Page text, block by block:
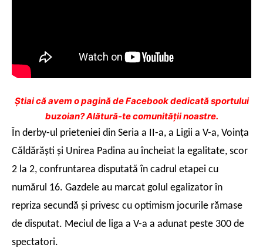
Ştiai că avem o pagină de Facebook dedicată sportului
buzoian? Alătură-te comunității noastre.
În derby-ul prieteniei din Seria a II-a, a Ligii a V-a, Voinţa
Căldărăşti şi Unirea Padina au încheiat la egalitate, scor
2 la 2, confruntarea disputată în cadrul etapei cu
numărul 16. Gazdele au marcat golul egalizator în
repriza secundă şi privesc cu optimism jocurile rămase
de disputat. Meciul de liga a V-a a adunat peste 300 de
spectatori.